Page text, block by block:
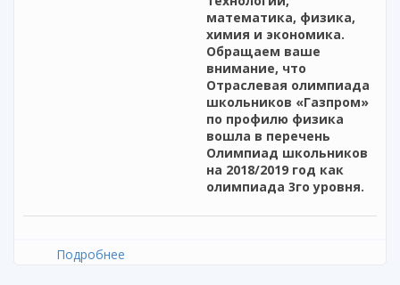
математика, физика,
химия и экономика.
Обращаем ваше
внимание, что
Отраслевая олимпиада
школьников «Газпром»
по профилю физика
вошла в перечень
Олимпиад школьников
на 2018/2019 год как
олимпиада 3го уровня.
Подробнее